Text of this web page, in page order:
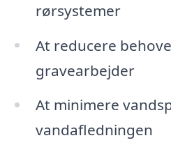
rørsystemer
At reducere
gravearbejder
At minimere
vandafledningen